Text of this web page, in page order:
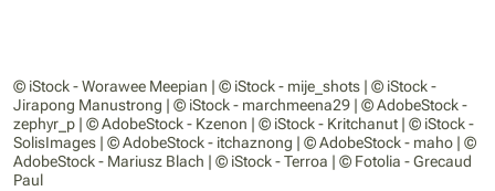
© iStock - Worawee Meepian | © iStock - mije_shots | © iStock -
Jirapong Manustrong | © iStock - marchmeena29 | © AdobeStock -
zephyr_p | © AdobeStock - Kzenon | © iStock - Kritchanut | © iStock -
SolisImages | © AdobeStock - itchaznong | © AdobeStock - maho | ©
AdobeStock - Mariusz Blach | © iStock - Terroa | © Fotolia - Grecaud
Paul